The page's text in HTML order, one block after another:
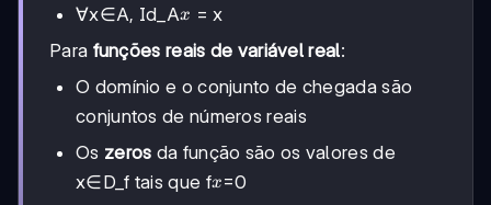
∀x∈A, Id_Ax
x = x
Para funções reais de variável real:
O domínio e o conjunto de chegada são
conjuntos de números reais
Os zeros da função são os valores de
x∈D_f tais que fx
x=0